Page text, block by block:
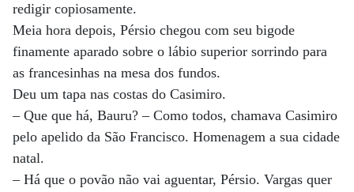
redigir copiosamente.
Meia hora depois, Pérsio chegou com seu bigode
finamente aparado sobre o lábio superior sorrindo para
as francesinhas na mesa dos fundos.
Deu um tapa nas costas do Casimiro.
– Que que há, Bauru? – Como todos, chamava Casimiro
pelo apelido da São Francisco. Homenagem a sua cidade
natal.
– Há que o povão não vai aguentar, Pérsio. Vargas quer